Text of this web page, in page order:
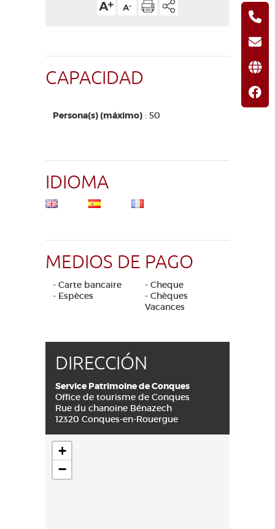
CAPACIDAD
Persona(s) (máximo) : 50
IDIOMA
MEDIOS DE PAGO
- Carte bancaire
- Cheque
- Espèces
- Chèques
Vacances
DIRECCIÓN
Service Patrimoine de Conques
Office de tourisme de Conques
Rue du chanoine Bénazech
12320 Conques-en-Rouergue
+
−